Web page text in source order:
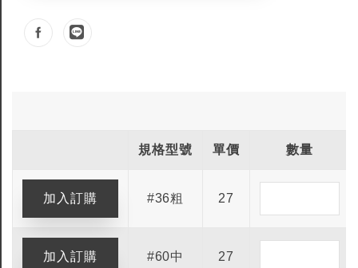
規格型號 單價 數量
#36粗 27
#60中 27